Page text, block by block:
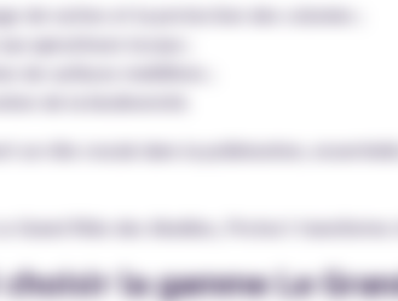
de ruches et la protection des colonies ;
un rôle crucial dans la pollinisation,
Grand Rôle des Abeilles, Protect
la gamme Le